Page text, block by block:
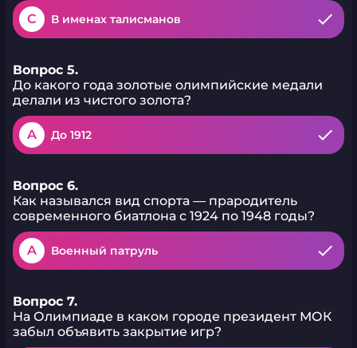
C В именах талисманов
Вопрос 5.
До какого года золотые олимпийские медали
делали из чистого золота?
A До 1912
Вопрос 6.
Как назывался вид спорта — прародитель
современного биатлона с 1924 по 1948 годы?
A Военный патруль
Вопрос 7.
На Олимпиаде в каком городе президент МОК
забыл объявить закрытие игр?